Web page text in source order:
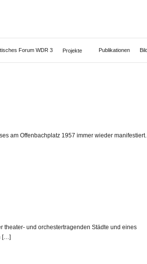
Forum WDR 3 Projekte Publikationen
am Offenbachplatz 1957 immer wieder
theater- und orchestertragenden Städte und eines
[…]